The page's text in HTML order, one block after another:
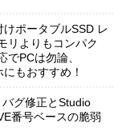
ポータブルSSD レ
リよりもコンパク
でPCは勿論、
もおすすめ！
グ修正とStudio
番号ベースの脆弱